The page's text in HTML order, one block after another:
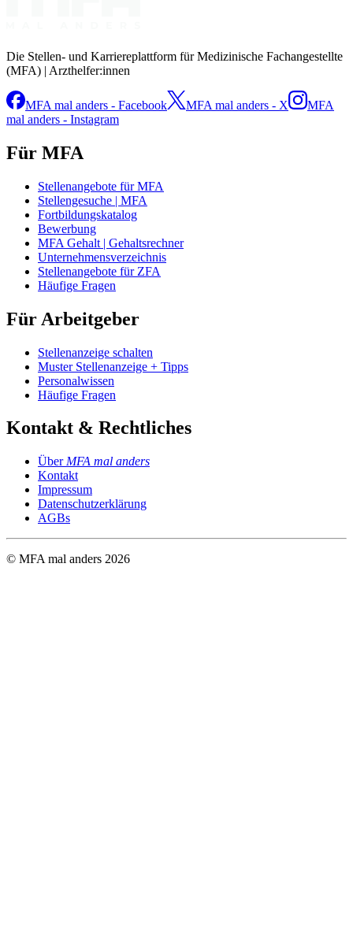
Die Stellen- und Karriereplattform für Medizinische Fachangestellte
(MFA) | Arzthelfer:innen
MFA mal anders - Facebook MFA mal anders - X
MFA
mal anders - Instagram
Für MFA
Stellenangebote für MFA
Stellengesuche | MFA
Fortbildungskatalog
Bewerbung
MFA Gehalt | Gehaltsrechner
Unternehmensverzeichnis
Stellenangebote für ZFA
Häufige Fragen
Für Arbeitgeber
Stellenanzeige schalten
Muster Stellenanzeige + Tipps
Personalwissen
Häufige Fragen
Kontakt & Rechtliches
Über MFA mal anders
Kontakt
Impressum
Datenschutzerklärung
AGBs
© MFA mal anders 2026